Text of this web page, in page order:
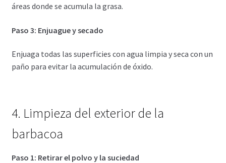
áreas donde se acumula la grasa.
Paso 3: Enjuague y secado
Enjuaga todas las superficies con agua limpia y seca con un
paño para evitar la acumulación de óxido.
4. Limpieza del exterior de la
barbacoa
Paso 1: Retirar el polvo y la suciedad